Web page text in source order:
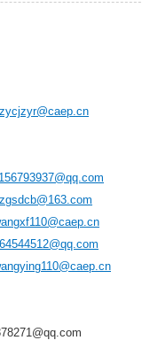
度审稿专家致谢
优秀名单